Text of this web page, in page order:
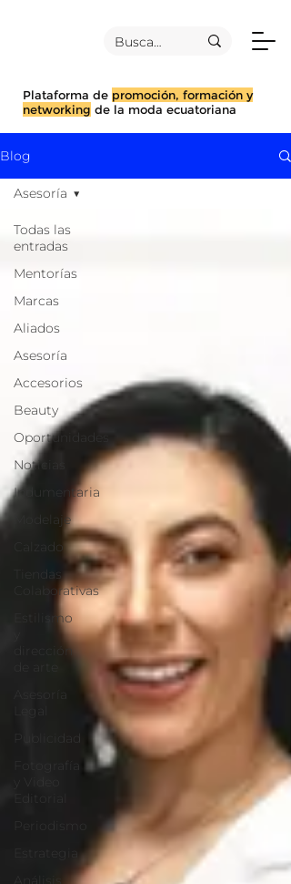
Plataforma de promoción, formación y
networking de la moda ecuatoriana
Blog
Todas las
entradas
Mentorías
Marcas
Aliados
Asesoría
Accesorios
Beauty
Oportunidades
Noticias
Indumentaria
Modelaje
Calzado
Tiendas
Colaborativas
Estilismo
dirección
Legal
Publicidad
Editorial
Asesoría